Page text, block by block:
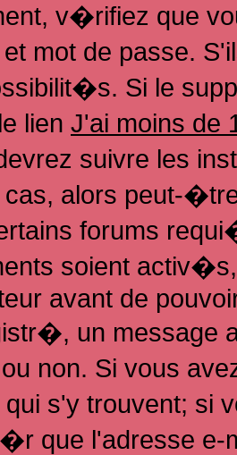
v�rifiez que
et mot de passe.
Si le
lien J'ai moins de
suivre les
cas, alors peut-
forums
soient
avant de
un message
non. Si vous
qui s'y trouvent;
que l'adresse e-